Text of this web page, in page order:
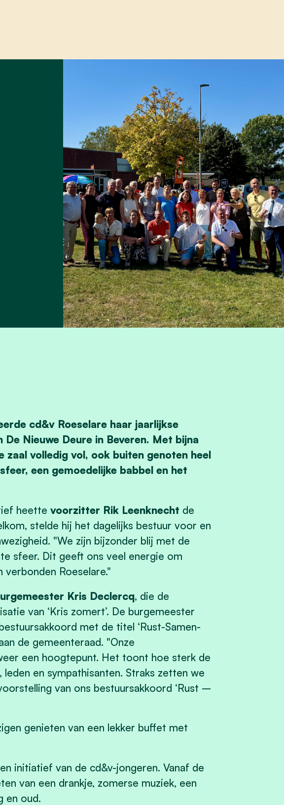
de nieuwe deure
cd&v Roeselare haar jaarlijkse
Nieuwe Deure in Beveren. Met bijna
zaal volledig vol, ook buiten genoten heel
een gemoedelijke babbel en het
heette voorzitter Rik Leenknecht de
stelde hij het dagelijks bestuur voor en
"We zijn bijzonder blij met de
sfeer. Dit geeft ons veel energie om
Roeselare."
Kris Declercq, die de
van ‘Kris zomert’. De burgemeester
met de titel ‘Rust-Samen-
de gemeenteraad. "Onze
een hoogtepunt. Het toont hoe sterk de
en sympathisanten. Straks zetten we
van ons bestuursakkoord ‘Rust –
genieten van een lekker buffet met
initiatief van de cd&v-jongeren. Vanaf de
van een drankje, zomerse muziek, een
en oud.